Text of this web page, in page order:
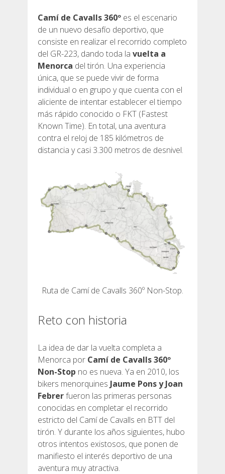
4 ETAPAS
3 ETAPAS
RUTA POR EL INTERIOR
TRAIL RUNNING
7 ETAPAS
6 ETAPAS
NORMAS Y CRITERIOS DE VALIDACIÓN
RÁNKING
SERVICIO DE ASISTENCIA
ENVÍA UN INTENTO
Camí de Cavalls 360º es el escenario
de un nuevo desafío deportivo, que
consiste en realizar el recorrido completo
del GR-223, dando toda la vuelta a
Menorca del tirón. Una experiencia
única, que se puede vivir de forma
individual o en grupo y que cuenta con el
aliciente de intentar establecer el tiempo
más rápido conocido o FKT (Fastest
Known Time). En total, una aventura
contra el reloj de 185 kilómetros de
distancia y casi 3.300 metros de desnivel.
Ruta de Camí de Cavalls 360º Non-Stop.
Reto con historia
La idea de dar la vuelta completa a
Menorca por Camí de Cavalls 360º
Non-Stop no es nueva. Ya en 2010, los
bikers menorquines Jaume Pons y Joan
Febrerfueron las primeras personas
conocidas en completar el recorrido
estricto del Camí de Cavalls en BTT del
tirón. Y durante los años siguientes, hubo
otros intentos existosos, que ponen de
manifiesto el interés deportivo de una
aventura muy atractiva.